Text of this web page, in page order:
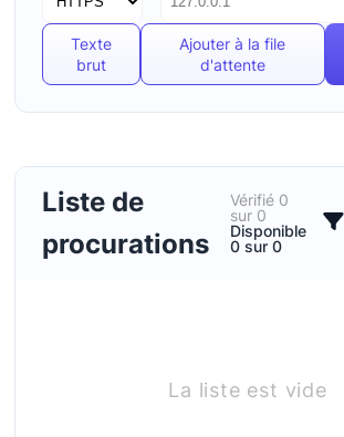
Texte
brut
Ajouter à la file
d'attente
Liste de
procurations
Vérifié 0
sur 0
Disponible
0sur 0
Tous
La liste est vide
Port